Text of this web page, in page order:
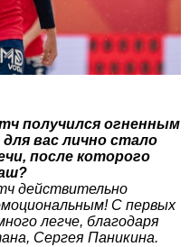
получился огненным
вас лично стало
после которого
действительно
С первых
легче, благодаря
Сергея Паникина.